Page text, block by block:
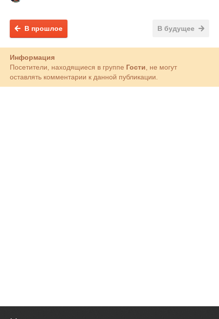
В будущее
В прошлое
Информация
Посетители, находящиеся в группе Гости , не могут
оставлять комментарии к данной публикации.